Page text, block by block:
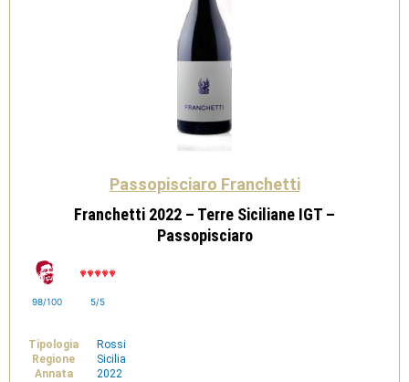
Passopisciaro Franchetti
Franchetti 2022 – Terre Siciliane IGT –
Passopisciaro
98/100 5/5
Tipologia
Rossi
Regione
Sicilia
Annata
2022